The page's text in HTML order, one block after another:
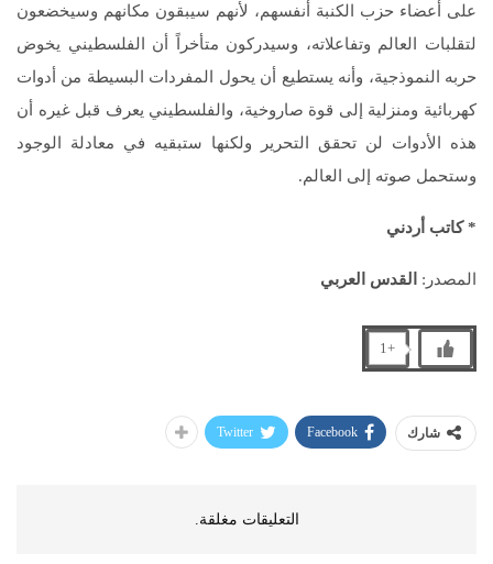
على أعضاء حزب الكنبة أنفسهم، لأنهم سيبقون مكانهم وسيخضعون
لتقلبات العالم وتفاعلاته، وسيدركون متأخراً أن الفلسطيني يخوض
حربه النموذجية، وأنه يستطيع أن يحول المفردات البسيطة من أدوات
كهربائية ومنزلية إلى قوة صاروخية، والفلسطيني يعرف قبل غيره أن
هذه الأدوات لن تحقق التحرير ولكنها ستبقيه في معادلة الوجود
وستحمل صوته إلى العالم.
* كاتب أردني
المصدر: القدس العربي
+1
شارك Facebook
Twitter
التعليقات مغلقة.